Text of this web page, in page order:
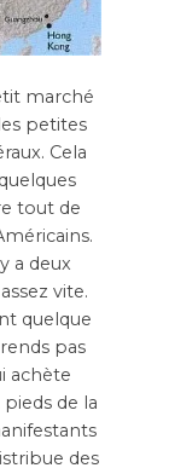
marché
petites
Cela
tout de
a deux
vite.
quelque
pas
achète
de la
des